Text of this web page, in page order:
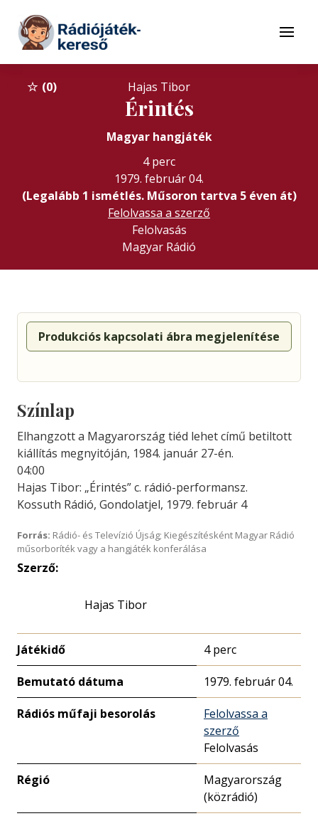
Tovább a tartalomhoz
Menü
0 Hajas Tibor
Érintés
Magyar hangjáték
4 perc
1979. február 04.
(Legalább 1 ismétlés. Műsoron tartva 5 éven át)
Felolvassa a szerző
Felolvasás
Magyar Rádió
Produkciós kapcsolati ábra megjelenítése
Színlap
Elhangzott a Magyarország tiéd lehet című betiltott
kiállítás megnyitóján, 1984. január 27-én.
04:00
Hajas Tibor: „Érintés” c. rádió-performansz.
Kossuth Rádió, Gondolatjel, 1979. február 4
Forrás: Rádió- és Televízió Újság; Kiegészítésként Magyar Rádió
műsorboríték vagy a hangjáték konferálása
Szerző:
Hajas Tibor
Játékidő 4 perc
Bemutató dátuma 1979. február 04.
Rádiós műfaji besorolás
Felolvassa a
szerző
Felolvasás
Régió
Magyarország
(közrádió)